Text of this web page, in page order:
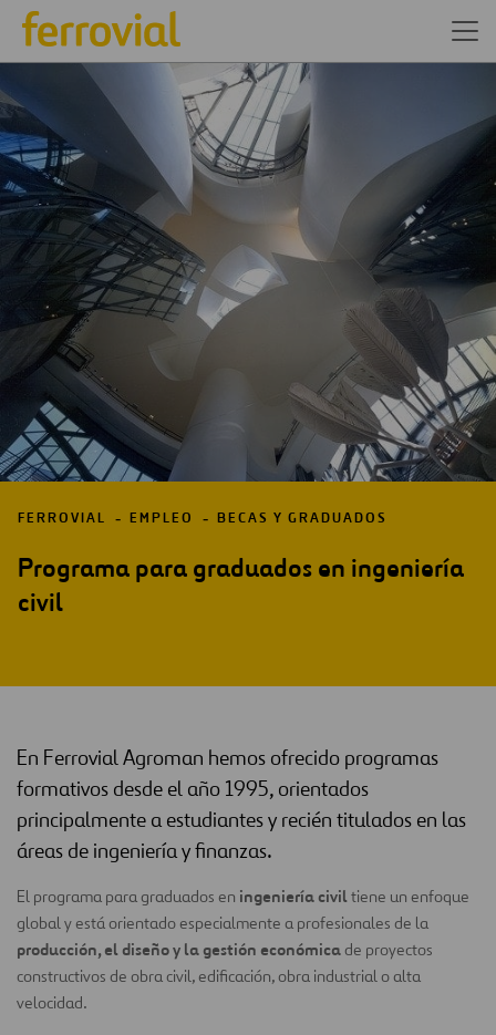
FERROVIAL EMPLEO BECAS Y GRADUADOS
Programa para graduados en ingeniería
civil
En Ferrovial Agroman hemos ofrecido programas
formativos desde el año 1995, orientados
principalmente a estudiantes y recién titulados en las
áreas de ingeniería y finanzas.
El programa para graduados en ingeniería civiltiene un enfoque
global y está orientado especialmente a profesionales de la
producción, el diseño y la gestión económicade proyectos
constructivos de obra civil, edificación, obra industrial o alta
velocidad.